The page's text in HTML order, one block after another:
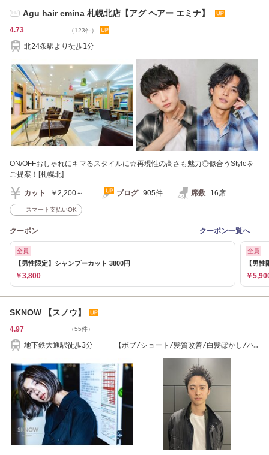
PR Agu hair emina 札幌北店【アグ ヘアー エミナ】
4.73 （123件）
北24条駅より徒歩1分
ON/OFFおしゃれにキマるスタイルに☆再現性の高さも魅力◎似合うStyleを
ご提案！[札幌北]
カット ￥2,200～ ブログ 905件 席数 16席
スマート支払いOK
クーポン クーポン一覧へ
全員
【男性限定】シャンプーカット 3800円
￥3,800
全員
【男
￥
SKNOW 【スノウ】
4.97 （55件）
地下鉄大通駅徒歩3分 【ボブ/ショート/髪質改善/白髪ぼかし/ハ